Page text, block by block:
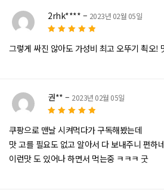
됨
5 중에서5 로
평가됨
2rhk**** – 2023년 02월 05일
그렇게 싸진 않아도 가성비 최고 오뚜기 쵝오!
5 중에서 5로
평가됨
권** – 2023년 02월 05일
쿠팡으로 맨날 시켜먹다가 구독해봤는데
맛 고를 필요도 없고 알아서 다 보내주니 편하
이런맛 도 있어나 하면서 먹는중 ㅋㅋㅋ 굿